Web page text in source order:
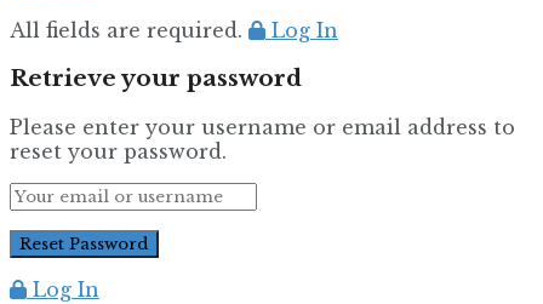
All fields are required. Log In
Retrieve your password
Please enter your username or email address to
reset your password.
Log In